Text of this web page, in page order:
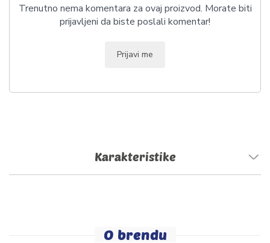
Trenutno nema komentara za ovaj proizvod. Morate biti
prijavljeni da biste poslali komentar!
Prijavi me
Karakteristike
O brendu